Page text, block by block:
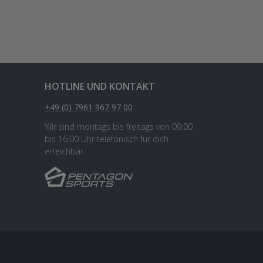
HOTLINE UND KONTAKT
+49 (0) 7961 967 97 00
Wir sind montags bis freitags von 09:00
bis 16:00 Uhr telefonisch für dich
erreichbar.